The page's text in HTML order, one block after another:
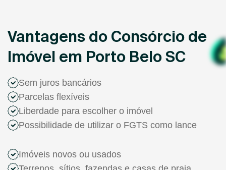
Vantagens do Consórcio de
Imóvel em Porto Belo SC
Sem juros bancários
Parcelas flexíveis
Liberdade para escolher o imóvel
Possibilidade de utilizar o FGTS como lance
Imóveis novos ou usados